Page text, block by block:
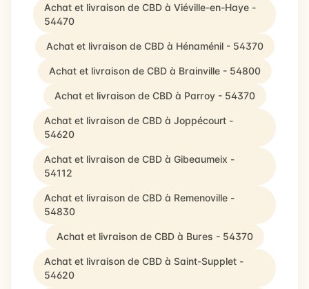
Achat et livraison de CBD à Viéville-en-Haye -
54470
Achat et livraison de CBD à Hénaménil - 54370
Achat et livraison de CBD à Brainville - 54800
Achat et livraison de CBD à Parroy - 54370
Achat et livraison de CBD à Joppécourt -
54620
Achat et livraison de CBD à Gibeaumeix -
54112
Achat et livraison de CBD à Remenoville -
54830
Achat et livraison de CBD à Bures - 54370
Achat et livraison de CBD à Saint-Supplet -
54620